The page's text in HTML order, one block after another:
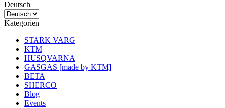
Deutsch
Kategorien
STARK VARG
KTM
HUSQVARNA
GASGAS [made by KTM]
BETA
SHERCO
Blog
Events